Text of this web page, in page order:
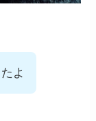
よ